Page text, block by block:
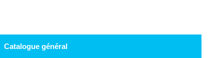
Catalogue général